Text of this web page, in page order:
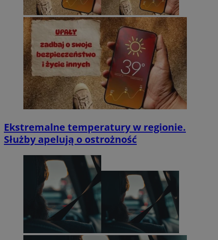
Ekstremalne temperatury w regionie.
Służby apelują o ostrożność